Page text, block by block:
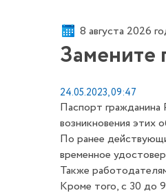
8 августа 2026
Замените
24.05.2023, 09:47
Паспорт
возникновения этих
По ранее
временное
Также
Кроме того, с 30 до